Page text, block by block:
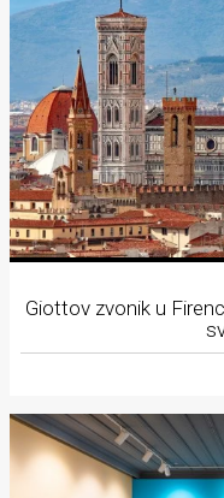
Giottov zvonik u